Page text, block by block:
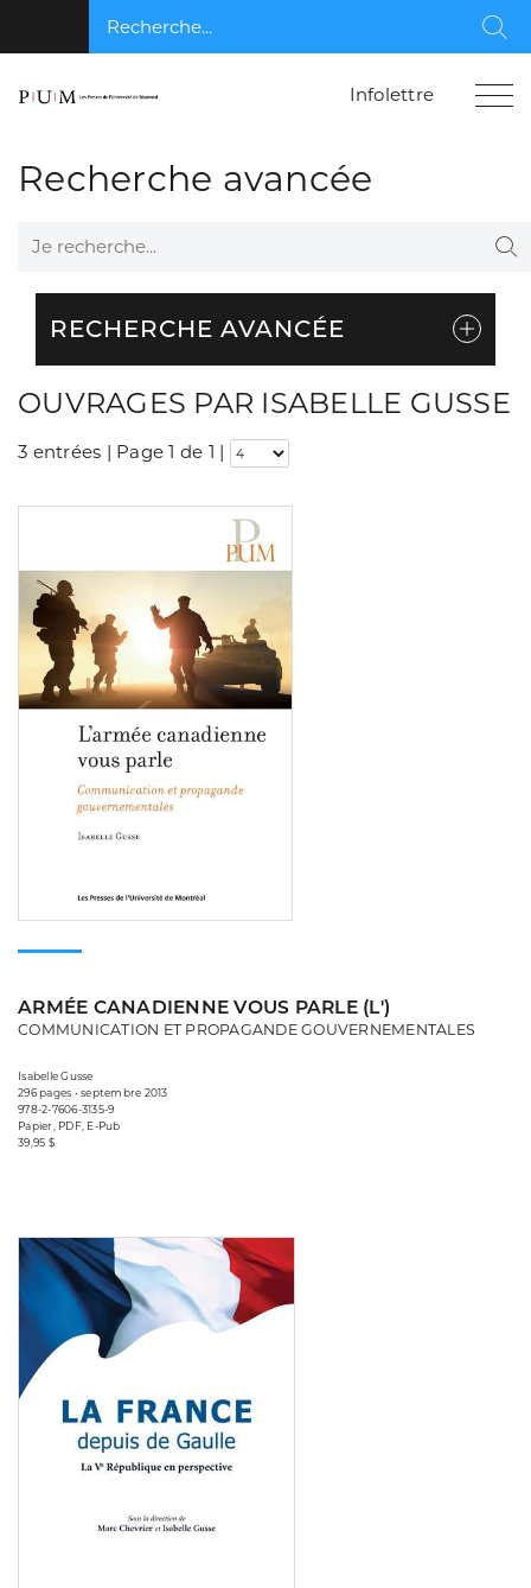
Recherche...
Infolettre
Recherche avancée
Je recherche...
RECHERCHE AVANCÉE
OUVRAGES PAR ISABELLE GUSSE
3 entrées | Page 1 de 1 |
ARMÉE CANADIENNE VOUS PARLE (L')
COMMUNICATION ET PROPAGANDE GOUVERNEMENTALES
Isabelle Gusse
296 pages • septembre 2013
978-2-7606-3135-9
Papier, PDF, E-Pub
39,95 $